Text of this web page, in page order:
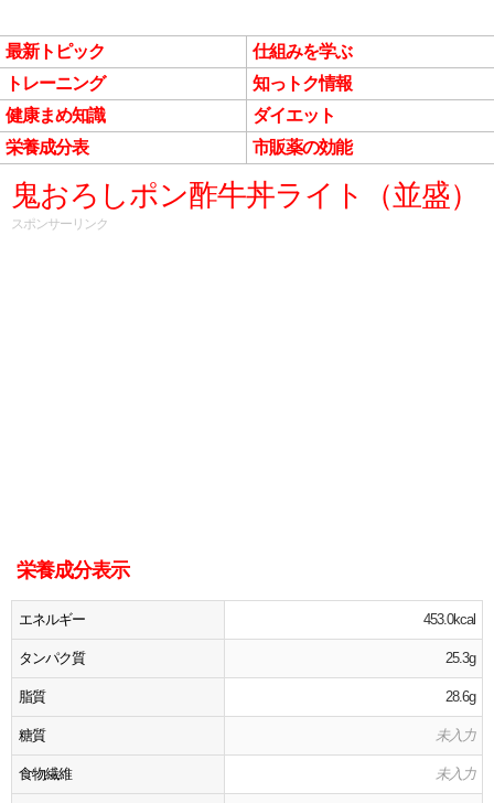
最新トピック
仕組みを学ぶ
トレーニング
知っトク情報
健康まめ知識
ダイエット
栄養成分表
市販薬の効能
鬼おろしポン酢牛丼ライト（並盛）
スポンサーリンク
栄養成分表示
エネルギー 453.0kcal
タンパク質 25.3g
脂質 28.6g
糖質 未入力
食物繊維 未入力